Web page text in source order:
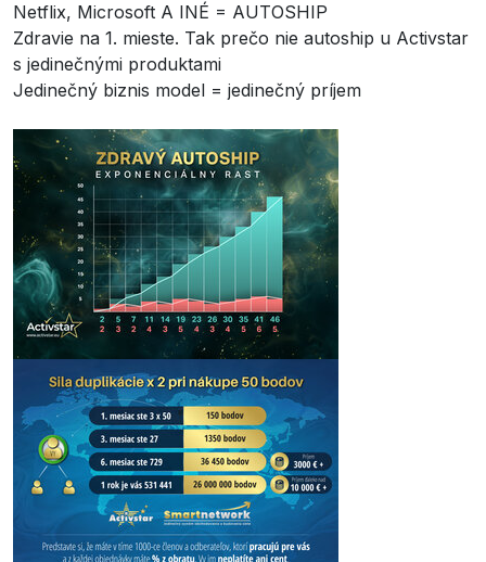
Netflix, Microsoft A INÉ = AUTOSHIP
Zdravie na 1. mieste. Tak prečo nie autoship u Activstar
s jedinečnými produktami
Jedinečný biznis model = jedinečný príjem